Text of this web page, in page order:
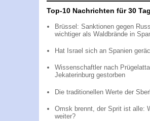
Top-10 Nachrichten für 30
Brüssel: Sanktionen gegen
wichtiger als Waldbrände in
Hat Israel sich an Spanien
Wissenschaftler nach
Jekaterinburg gestorben
Die traditionellen Werte der
Omsk brennt, der Sprit ist alle:
weiter?